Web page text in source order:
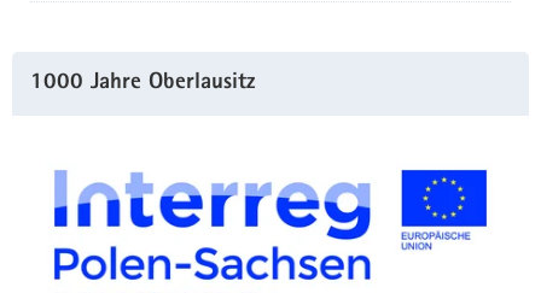
1000 Jahre Oberlausitz